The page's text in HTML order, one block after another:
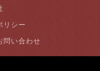
リシー
問い合わせ